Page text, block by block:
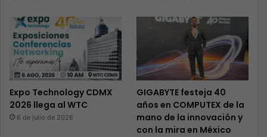
Expo Technology CDMX
2026 llega al WTC
6 de julio de 2026
GIGABYTE festeja 40
años en COMPUTEX de la
mano de la innovación y
con la mira en México